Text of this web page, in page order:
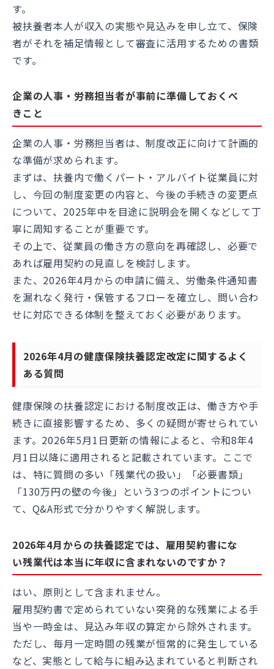
す。
被扶養者本人が収入の実態や見込みを申し立て、保険
者がそれを補足情報として審査に活用するための書類
です。
企業の人事・労務担当者が事前に準備しておくべ
きこと
企業の人事・労務担当者は、制度改正に向けて計画的
な準備が求められます。
まずは、扶養内で働くパート・アルバイト従業員に対
し、今回の制度変更の内容と、今後の手続きの変更点
について、2025年中を目途に説明会を開くなどして丁
寧に周知することが重要です。
その上で、従業員の働き方の意向を再確認し、必要で
あれば雇用契約の見直しを検討します。
また、2026年4月からの申請に備え、労働条件通知書
を漏れなく発行・保管するフローを確立し、問い合わ
せに対応できる体制を整えておく必要があります。
2026年4月の健康保険扶養認定改定に関するよく
ある質問
健康保険の扶養認定における制度改正は、働き方や手
続きに直接影響するため、多くの疑問が寄せられてい
ます。2026年5月1日更新の情報によると、令和8年4
月1日以降に適用されると記載されています。ここで
は、特に質問の多い「残業代の扱い」「必要書類」
「130万円の壁の今後」という3つのポイントについ
て、Q&A形式で分かりやすく解説します。
2026年4月からの扶養認定では、雇用契約書にな
い残業代は本当に年収に含まれないのですか？
はい、原則として含まれません。
雇用契約書で定められていない突発的な残業による手
当や一時金は、見込み年収の算定から除外されます。
ただし、毎月一定時間の残業が恒常的に発生している
など、実態として給与に組み込まれていると判断され